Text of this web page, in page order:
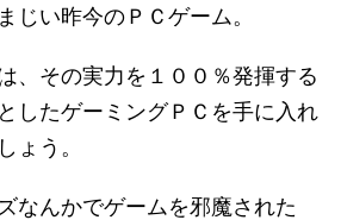
じい昨今のＰＣゲーム。
、その実力を１００％発揮する
したゲーミングＰＣを手に入れ
ょう。
なんかでゲームを邪魔された